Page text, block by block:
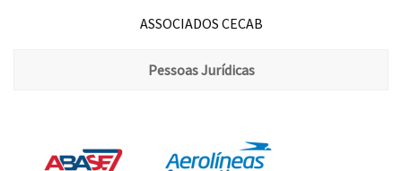
ASSOCIADOS CECAB
Pessoas Jurídicas